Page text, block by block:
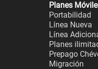
Planes
Portabilidad
Línea Nueva
Línea
Planes
Prepago
Migración